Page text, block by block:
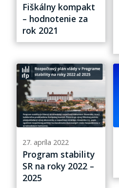
Fiškálny kompakt
– hodnotenie za
rok 2021
27. apríla 2022
Program stability
SR na roky 2022 –
2025